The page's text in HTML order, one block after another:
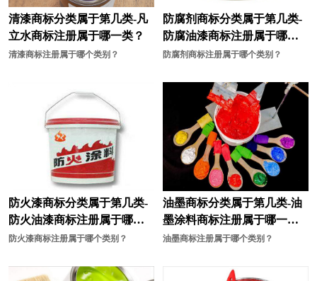
行业商标注册 化学商标注册
航空航天装备商标注册 花商标注册
酒商标注册
计商标注册 家居商标注册
教育商标注册 家具商标注册
建筑材料商标注册 家电商标注册
机器人商标注册 建筑商标注册
咖啡商标注册 开关插座商标注册
卤味商标注册
清漆商标分类属于第几类-凡
立水商标注册属于哪一类？
清漆商标注册属于哪个类别？
防腐剂商标分类属于第几类-
防腐油漆商标注册属于哪一
类？
防腐剂商标注册属于哪个类别？
防火漆商标分类属于第几类-
防火油漆商标注册属于哪一
类？
防火漆商标注册属于哪个类别？
油墨商标分类属于第几类-油
墨涂料商标注册属于哪一
类？
油墨商标注册属于哪个类别？